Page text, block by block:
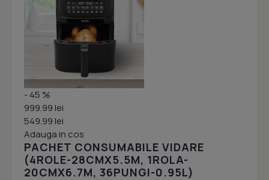
- 45 %
999.99 lei
549.99 lei
Adauga in cos
PACHET CONSUMABILE VIDARE
(4ROLE-28CMX5.5M, 1ROLA-
20CMX6.7M, 36PUNGI-0.95L)